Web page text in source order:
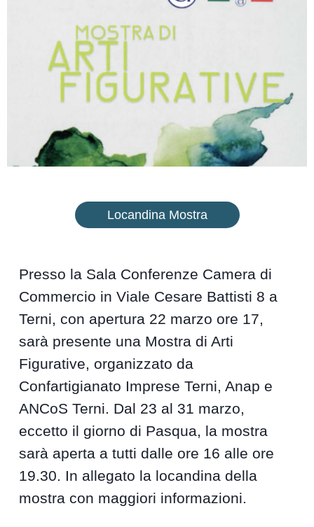
Locandina Mostra
Presso la Sala Conferenze Camera di
Commercio in Viale Cesare Battisti 8 a
Terni, con apertura 22 marzo ore 17,
sarà presente una Mostra di Arti
Figurative, organizzato da
Confartigianato Imprese Terni, Anap e
ANCoS Terni. Dal 23 al 31 marzo,
eccetto il giorno di Pasqua, la mostra
sarà aperta a tutti dalle ore 16 alle ore
19.30. In allegato la locandina della
mostra con maggiori informazioni.